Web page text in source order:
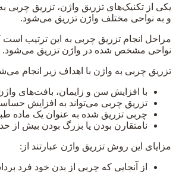
یکی از تکنیک‌های تزریق واژن، تزریق
و به نواحی مختلف واژن تزریق می‌شود.
مراحل انجام تزریق چربی به این ترتیب
نواحی مشخص شده در واژن تزریق می‌شود.
تزریق چربی به واژن با اهداف زیر انجام
با افزایش سن و زایمان، بافت‌های
تزریق چربی می‌تواند به افزایش
چربی تزریق شده به عنوان یک ماده
نامتقارن بودن یا بزرگ بودن بیش از
مزایای این روش تزریق واژن عبارتند از:
از آنجایی که چربی از بدن خود